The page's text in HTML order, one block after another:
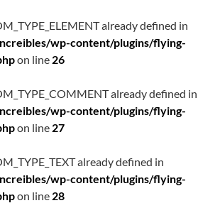
already defined in
wp-content/plugins/flying-
on line 26
already defined in
wp-content/plugins/flying-
on line 27
already defined in
wp-content/plugins/flying-
on line 28